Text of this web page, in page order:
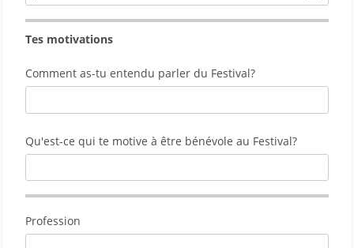
Tes motivations
Comment as-tu entendu parler du Festival?
Qu'est-ce qui te motive à être bénévole au Festival?
Profession